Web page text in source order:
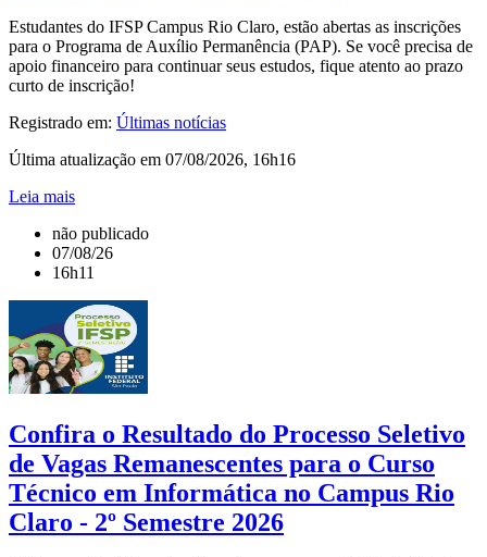
Estudantes do IFSP Campus Rio Claro, estão abertas as inscrições
para o Programa de Auxílio Permanência (PAP). Se você precisa de
apoio financeiro para continuar seus estudos, fique atento ao prazo
curto de inscrição!
Registrado em: Últimas notícias
Última atualização em 07/08/2026, 16h16
Leia mais
não publicado
07/08/26
16h11
Confira o Resultado do Processo Seletivo
de Vagas Remanescentes para o Curso
Técnico em Informática no Campus Rio
Claro - 2º Semestre 2026